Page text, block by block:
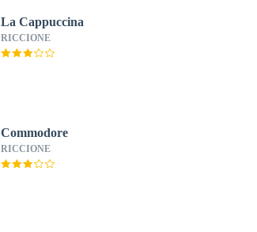
La Cappuccina
RICCIONE
Commodore
RICCIONE